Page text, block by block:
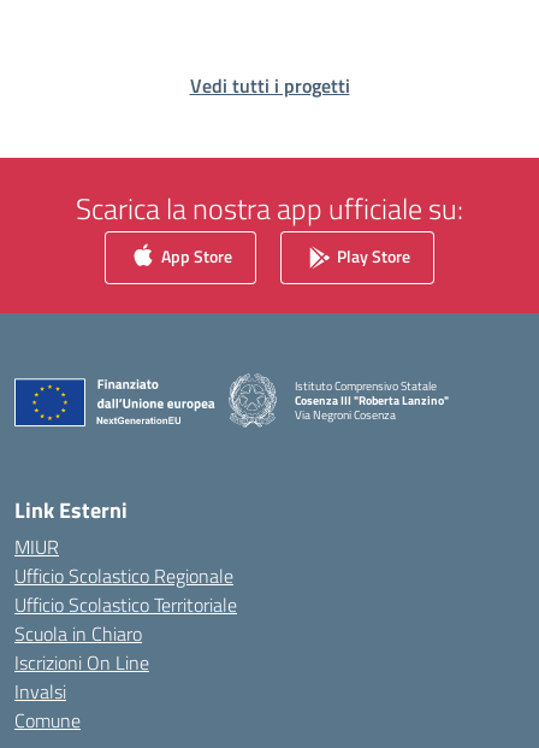
Vedi tutti i progetti
Scarica la nostra app ufficiale su:
App Store Play Store
Istituto Comprensivo Statale
Cosenza III "Roberta Lanzino"
Via Negroni Cosenza
— Visita la pagina iniziale della scuola
Link Esterni
MIUR
Ufficio Scolastico Regionale
Ufficio Scolastico Territoriale
Scuola in Chiaro
Iscrizioni On Line
Invalsi
Comune